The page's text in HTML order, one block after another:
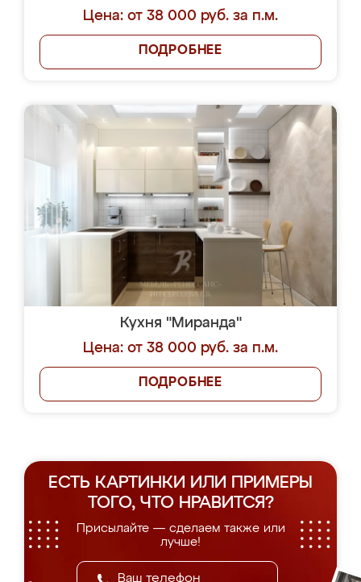
Цена: от 38 000 руб. за п.м.
ПОДРОБНЕЕ
Кухня "Миранда"
Цена: от 38 000 руб. за п.м.
ПОДРОБНЕЕ
ЕСТЬ КАРТИНКИ ИЛИ ПРИМЕРЫ
ТОГО, ЧТО НРАВИТСЯ?
Присылайте — сделаем также или
лучше!